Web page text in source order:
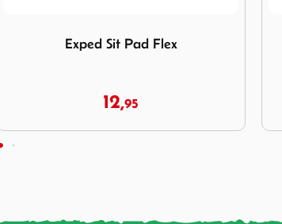
Helinox Table One Hard Top Black
145,00